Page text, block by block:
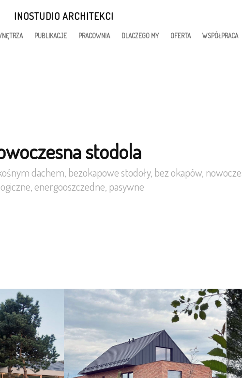
INOSTUDIO ARCHITEKCI
PUBLIKACJE PRACOWNIA DLACZEGO MY OFERTA WSPÓŁPRACA
stodola
dachem, bezokapowe stodoły, bez okapów,
energooszczedne, pasywne